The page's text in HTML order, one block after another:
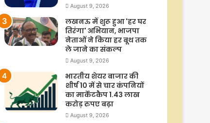
August 9, 2026
लखनऊ में शुरू हुआ 'हर घर
तिरंगा' अभियान, भाजपा
नेताओं ने किया हर बूथ तक
ले जाने का संकल्प
August 9, 2026
भारतीय शेयर बाजार की
शीर्ष 10 में से चार कंपनियों
का मार्केटकैप 1.43 लाख
करोड़ रुपए बढ़ा
August 9, 2026